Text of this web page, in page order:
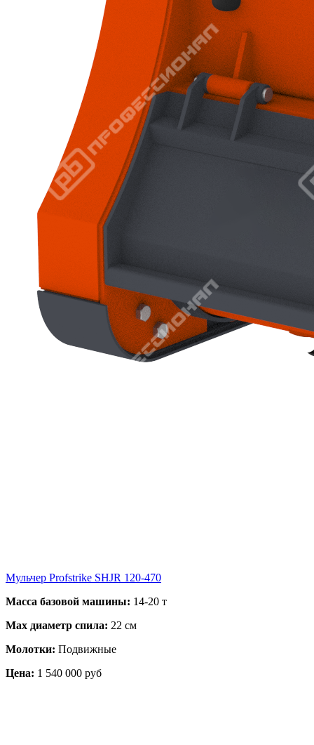
Мульчер Profstrike SHJR 120-470
Масса базовой машины: 14-20 т
Max диаметр спила: 22 см
Молотки: Подвижные
Цена: 1 540 000 руб